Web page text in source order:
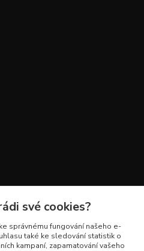
své cookies?
správnému fungování našeho e-
také ke sledování statistik o
kampaní, zapamatování vašeho